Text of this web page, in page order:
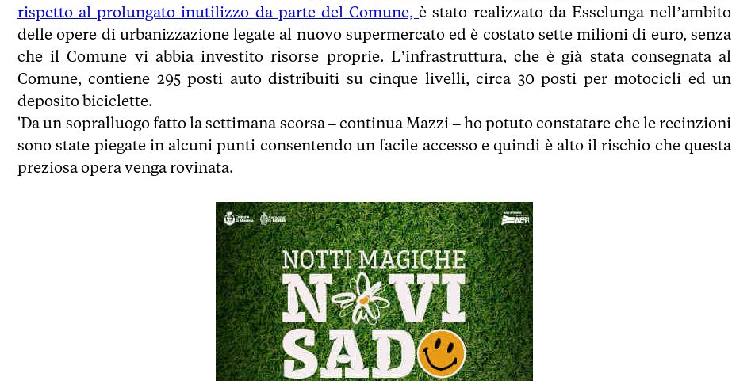
rispetto al prolungato inutilizzo da parte del Comune,è stato realizzato da Esselunga nell’ambito
delle opere di urbanizzazione legate al nuovo supermercato ed è costato sette milioni di euro, senza
che il Comune vi abbia investito risorse proprie. L’infrastruttura, che è già stata consegnata al
Comune, contiene 295 posti auto distribuiti su cinque livelli, circa 30 posti per motocicli ed un
deposito biciclette.
'Da un sopralluogo fatto la settimana scorsa – continua Mazzi – ho potuto constatare che le recinzioni
sono state piegate in alcuni punti consentendo un facile accesso e quindi è alto il rischio che questa
preziosa opera venga rovinata.